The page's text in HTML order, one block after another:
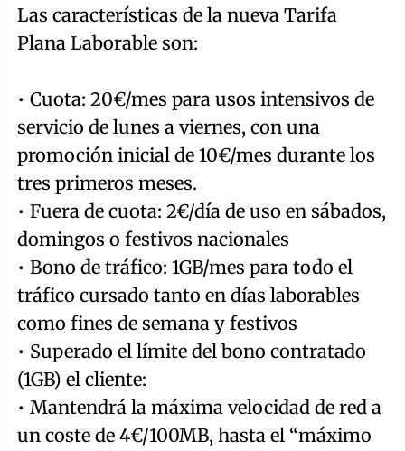
Las características de la nueva Tarifa
Plana Laborable son:
• Cuota: 20€/mes para usos intensivos de
servicio de lunes a viernes, con una
promoción inicial de 10€/mes durante los
tres primeros meses.
• Fuera de cuota: 2€/día de uso en sábados,
domingos o festivos nacionales
• Bono de tráfico: 1GB/mes para todo el
tráfico cursado tanto en días laborables
como fines de semana y festivos
• Superado el límite del bono contratado
(1GB) el cliente:
• Mantendrá la máxima velocidad de red a
un coste de 4€/100MB, hasta el “máximo